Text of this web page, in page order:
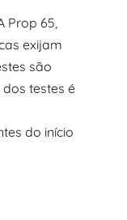
Prop 65,
exijam
são
testes é
do início